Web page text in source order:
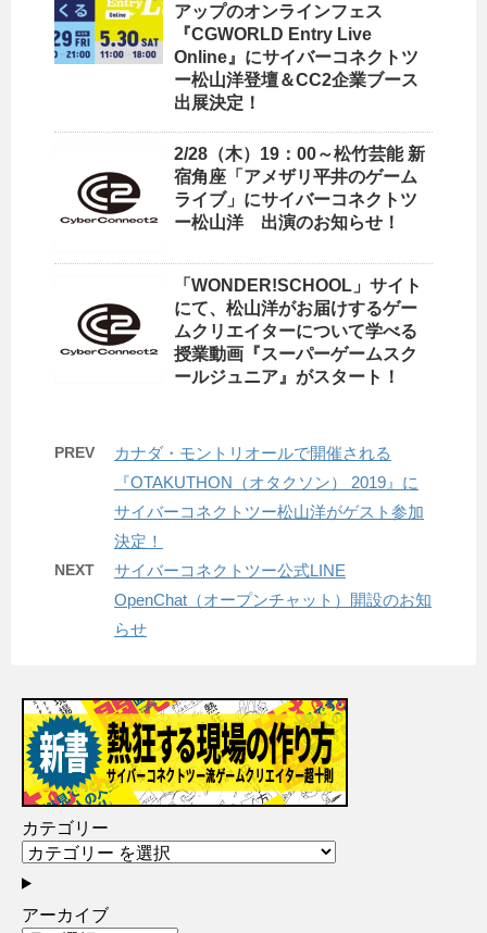
アップのオンラインフェス
『CGWORLD Entry Live
Online』にサイバーコネクトツ
ー松山洋登壇＆CC2企業ブース
出展決定！
2/28（木）19：00～松竹芸能 新
宿角座「アメザリ平井のゲーム
ライブ」にサイバーコネクトツ
ー松山洋 出演のお知らせ！
「WONDER!SCHOOL」サイト
にて、松山洋がお届けするゲー
ムクリエイターについて学べる
授業動画『スーパーゲームスク
ールジュニア』がスタート！
PREV
カナダ・モントリオールで開催される
『OTAKUTHON（オタクソン） 2019』に
サイバーコネクトツー松山洋がゲスト参加
決定！
NEXT
サイバーコネクトツー公式LINE
OpenChat（オープンチャット）開設のお知
らせ
カテゴリー
アーカイブ